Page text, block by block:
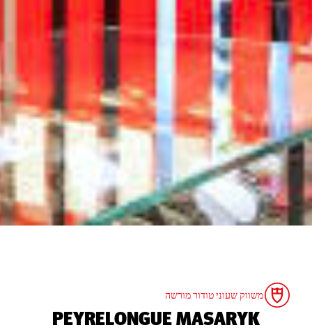
משווק שעוני טודור מורשה
‭PEYRELONGUE MASARYK‬